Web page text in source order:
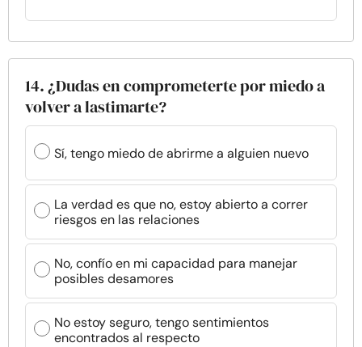
14. ¿Dudas en comprometerte por miedo a
volver a lastimarte?
Sí, tengo miedo de abrirme a alguien nuevo
La verdad es que no, estoy abierto a correr
riesgos en las relaciones
No, confío en mi capacidad para manejar
posibles desamores
No estoy seguro, tengo sentimientos
encontrados al respecto